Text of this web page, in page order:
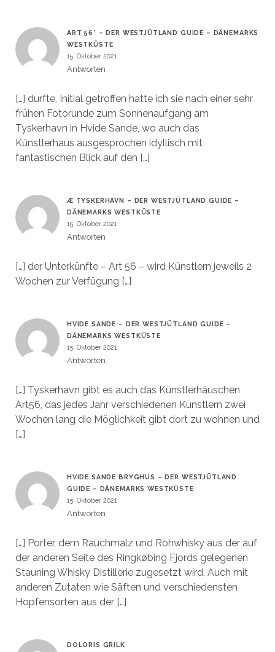
ART 56° – DER WESTJÜTLAND GUIDE – DÄNEMARKS
WESTKÜSTE
15. Oktober 2021
Antworten
[…] durfte. Initial getroffen hatte ich sie nach einer sehr
frühen Fotorunde zum Sonnenaufgang am
Tyskerhavn in Hvide Sande, wo auch das
Künstlerhaus ausgesprochen idyllisch mit
fantastischen Blick auf den […]
Æ TYSKERHAVN – DER WESTJÜTLAND GUIDE –
DÄNEMARKS WESTKÜSTE
15. Oktober 2021
Antworten
[…] der Unterkünfte – Art 56 – wird Künstlern jeweils 2
Wochen zur Verfügung […]
HVIDE SANDE – DER WESTJÜTLAND GUIDE –
DÄNEMARKS WESTKÜSTE
15. Oktober 2021
Antworten
[…] Tyskerhavn gibt es auch das Künstlerhäuschen
Art56, das jedes Jahr verschiedenen Künstlern zwei
Wochen lang die Möglichkeit gibt dort zu wohnen und
[…]
HVIDE SANDE BRYGHUS – DER WESTJÜTLAND
GUIDE – DÄNEMARKS WESTKÜSTE
15. Oktober 2021
Antworten
[…] Porter, dem Rauchmalz und Rohwhisky aus der auf
der anderen Seite des Ringkøbing Fjords gelegenen
Stauning Whisky Distillerie zugesetzt wird. Auch mit
anderen Zutaten wie Säften und verschiedensten
Hopfensorten aus der […]
DOLORIS GRILK